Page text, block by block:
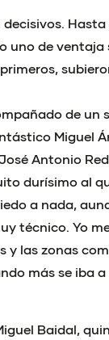
uno de
de un
Miguel
Antonio
durísimo al
a nada,
técnico. Yo
y las zonas
más se iba
Baidal,